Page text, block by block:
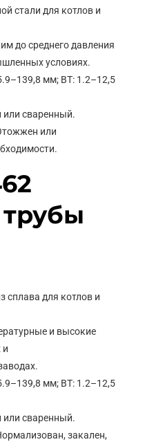
стали для котлов и
до среднего давления
условиях.
мм; ВТ: 1.2–12,5
сваренный.
или
сплава для котлов и
и высокие
и
мм; ВТ: 1.2–12,5
сваренный.
закален,